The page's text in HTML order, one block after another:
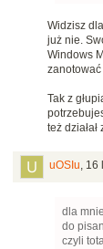
Widzisz
już nie.
Windows
zanotować
Tak z
też
uOSIu, 16
dla
do
czyli